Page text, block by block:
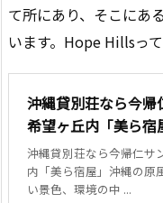
て所にあり、そこにあ
います。Hope Hillsっ
沖縄貸別荘なら今帰
希望ヶ丘内「美ら宿
沖縄貸別荘なら今帰仁サ
内「美ら宿屋」沖縄の原
い景色、環境の中 ...